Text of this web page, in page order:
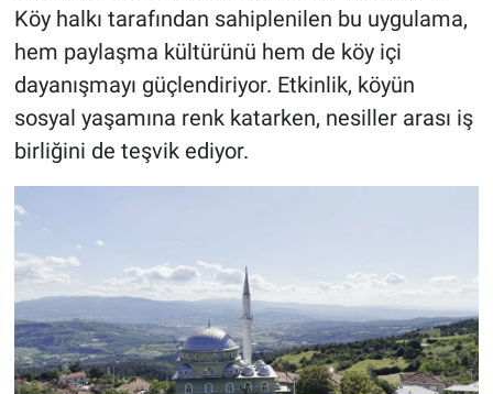
Köy halkı tarafından sahiplenilen bu uygulama,
hem paylaşma kültürünü hem de köy içi
dayanışmayı güçlendiriyor. Etkinlik, köyün
sosyal yaşamına renk katarken, nesiller arası iş
birliğini de teşvik ediyor.